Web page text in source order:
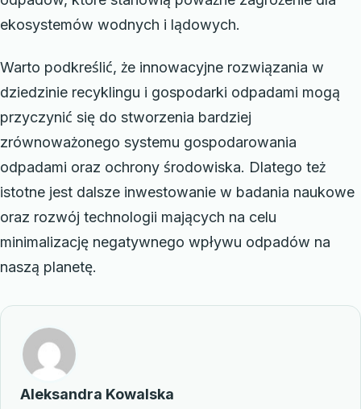
ekosystemów wodnych i lądowych.
Warto podkreślić, że innowacyjne rozwiązania w
dziedzinie recyklingu i gospodarki odpadami mogą
przyczynić się do stworzenia bardziej
zrównoważonego systemu gospodarowania
odpadami oraz ochrony środowiska. Dlatego też
istotne jest dalsze inwestowanie w badania naukowe
oraz rozwój technologii mających na celu
minimalizację negatywnego wpływu odpadów na
naszą planetę.
Aleksandra Kowalska